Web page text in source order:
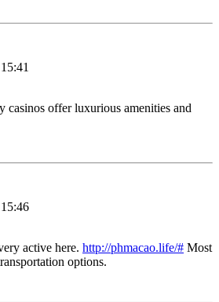
casinos offer luxurious amenities and
active here. http://phmacao.life/# Most
options.